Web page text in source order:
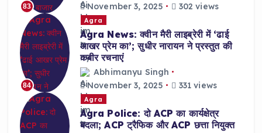
83
November 3, 2025
302 views
84
Agra
Agra News: क्वीन मैरी लाइब्रेरी में ‘ढाई
आखर प्रेम का’; सुधीर नारायन ने प्रस्तुत की
कबीर रचनाएं
Abhimanyu Singh
November 3, 2025
331 views
Agra
Agra Police: दो ACP का कार्यक्षेत्र
बदला; ACP ट्रैफिक और ACP छत्ता नियुक्त